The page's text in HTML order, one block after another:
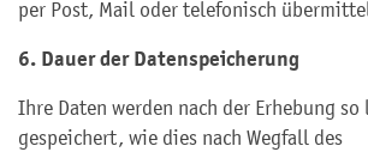
per Post, Mail oder telefonisch
6. Dauer der Datenspeicherung
Ihre Daten werden nach der Erhebung so
gespeichert, wie dies nach Wegfall des